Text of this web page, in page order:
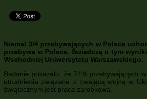
Niemal 3/4 przebywających w Polsce
przebywa w Polsce. Świadczą o tym
Wschodniej Uniwersytetu Warszawskiego.
Badanie pokazało, że 74% przebywających
utrudnienia związane z trwającą wojną w
świątecznym jest praca zarobkowa.